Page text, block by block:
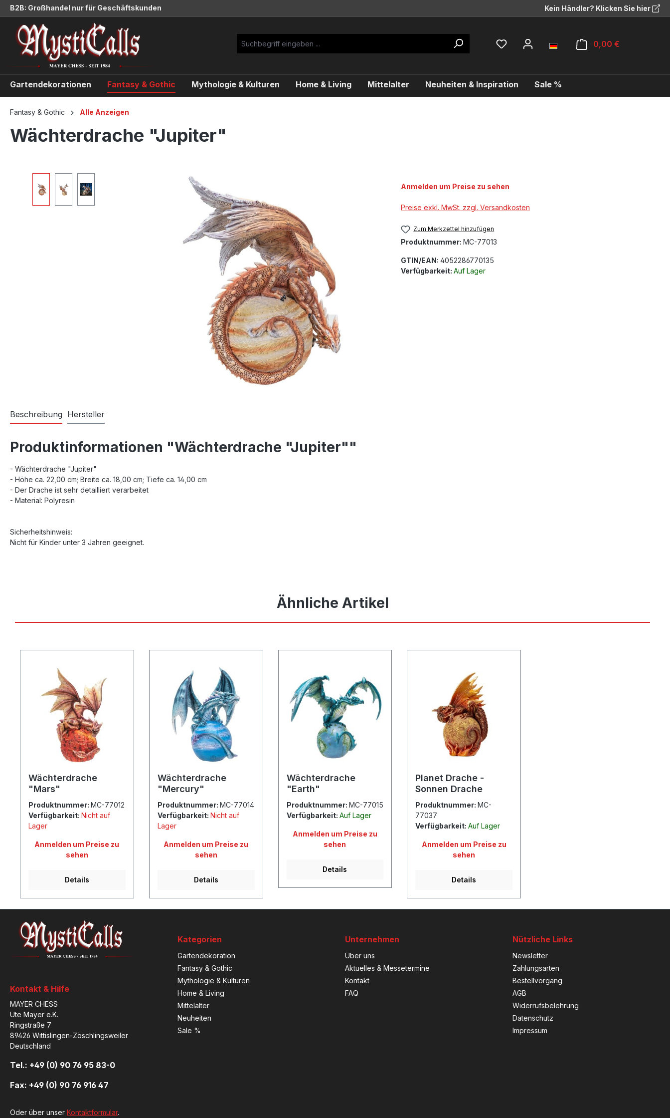
Zur Hauptnavigation springen
B2B: Großhandel nur für Geschäftskunden Kein Händler? Klicken Sie hier
0,00 €
Gartendekorationen Fantasy & Gothic Mythologie & Kulturen Home & Living Mittelalter Neuheiten & Inspiration Sale %
Fantasy & Gothic Alle Anzeigen
Wächterdrache "Jupiter"
Anmelden um Preise zu sehen
Preise exkl. MwSt. zzgl. Versandkosten
Zum Merkzettel hinzufügen
Produktnummer: MC-77013
GTIN/EAN: 4052286770135
Verfügbarkeit: Auf Lager
Beschreibung Hersteller
Produktinformationen "Wächterdrache "Jupiter""
- Wächterdrache "Jupiter"
- Höhe ca. 22,00 cm; Breite ca. 18,00 cm; Tiefe ca. 14,00 cm
- Der Drache ist sehr detailliert verarbeitet
- Material: Polyresin
Sicherheitshinweis:
Nicht für Kinder unter 3 Jahren geeignet.
Ähnliche Artikel
Wächterdrache
"Mars"
Produktnummer: MC-77012
Verfügbarkeit: Nicht auf
Lager
Anmelden um Preise zu
sehen
Details
Wächterdrache
"Mercury"
Produktnummer: MC-77014
Verfügbarkeit: Nicht auf
Lager
Anmelden um Preise zu
sehen
Details
Wächterdrache
"Earth"
Produktnummer: MC-77015
Verfügbarkeit: Auf Lager
Anmelden um Preise zu
sehen
Details
Planet Drache -
Sonnen Drache
Produktnummer:MC-
77037
Verfügbarkeit:Auf Lager
Anmelden um Preise zu
sehen
Details
Kontakt & Hilfe
MAYER CHESS
Ute Mayer e.K.
Ringstraße 7
89426 Wittislingen-Zöschlingsweiler
Deutschland
Tel.: +49 (0) 90 76 95 83-0
Fax: +49 (0) 90 76 916 47
Oder über unser Kontaktformular.
Kategorien
Gartendekoration
Fantasy & Gothic
Mythologie & Kulturen
Home & Living
Mittelalter
Neuheiten
Sale %
Unternehmen
Über uns
Aktuelles & Messetermine
Kontakt
FAQ
Nützliche Links
Newsletter
Zahlungsarten
Bestellvorgang
AGB
Widerrufsbelehrung
Datenschutz
Impressum